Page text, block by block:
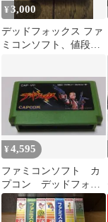
¥3,000
デッドフォックス ファ
ミコンソフト、値段交
¥4,595
ファミコンソフト カ
プコン デッドフォッ
クス CAP-VP